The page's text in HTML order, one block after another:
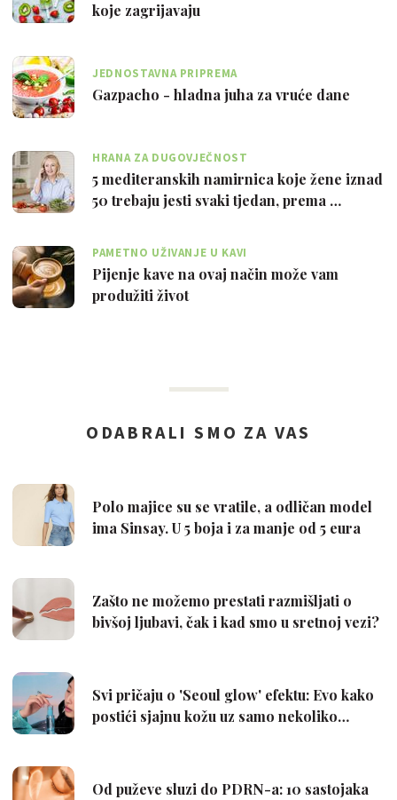
koje zagrijavaju
JEDNOSTAVNA PRIPREMA
Gazpacho - hladna juha za vruće dane
HRANA ZA DUGOVJEČNOST
5 mediteranskih namirnica koje žene iznad
50 trebaju jesti svaki tjedan, prema …
PAMETNO UŽIVANJE U KAVI
Pijenje kave na ovaj način može vam
produžiti život